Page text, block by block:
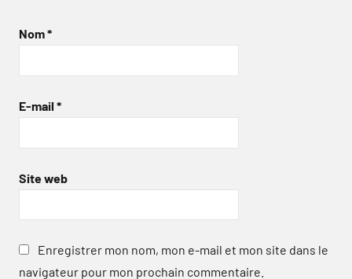
Nom*
E-mail *
Site web
Enregistrer mon nom, mon e-mail et mon site dans le
navigateur pour mon prochain commentaire.